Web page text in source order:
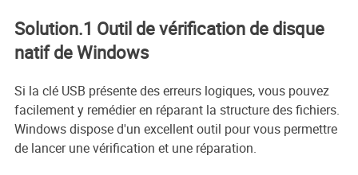
Solution.1 Outil de vérification de disque
natif de Windows
Si la clé USB présente des erreurs logiques, vous pouvez
facilement y remédier en réparant la structure des fichiers.
Windows dispose d'un excellent outil pour vous permettre
de lancer une vérification et une réparation.